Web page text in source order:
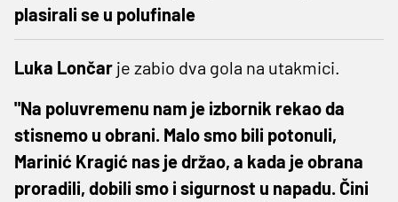
plasirali se u polufinale
Luka Lončar je zabio dva gola na utakmici.
"Na poluvremenu nam je izbornik rekao da
stisnemo u obrani. Malo smo bili potonuli,
Marinić Kragić nas je držao, a kada je obrana
proradili, dobili smo i sigurnost u napadu. Čini